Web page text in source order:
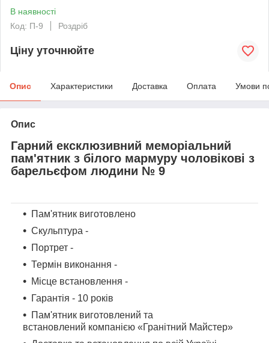
В наявності
Код: П-9
Роздріб
Ціну уточнюйте
Опис Характеристики Доставка Оплата Умови
Опис
Гарний ексклюзивний меморіальний
пам'ятник з білого мармуру чоловікові з
барельєфом людини № 9
Пам'ятник виготовлено
Скульптура -
Портрет -
Термін виконання -
Місце встановлення -
Гарантія - 10 років
Пам'ятник виготовлений та
встановлений компанією «Гранітний Майстер»